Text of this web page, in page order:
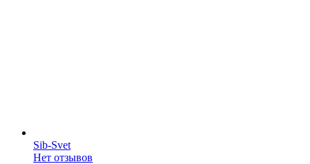
Sib-Svet
Нет отзывов